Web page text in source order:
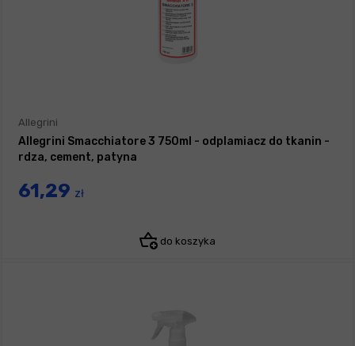
Allegrini
Allegrini Smacchiatore 3 750ml - odplamiacz do tkanin -
rdza, cement, patyna
61,29 zł
do koszyka